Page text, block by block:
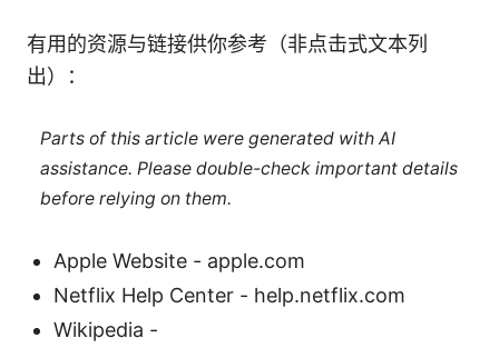
有用的资源与链接供你参考（非点击式文本列
出）：
Parts of this article were generated with AI
assistance. Please double-check important details
before relying on them.
Apple Website - apple.com
Netflix Help Center - help.netflix.com
Wikipedia -